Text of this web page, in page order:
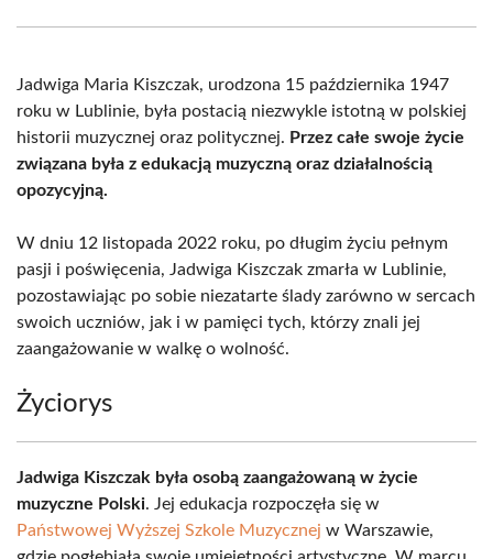
(Twitter)
Jadwiga Maria Kiszczak, urodzona 15 października 1947
roku w Lublinie, była postacią niezwykle istotną w polskiej
historii muzycznej oraz politycznej. Przez całe swoje życie
związana była z edukacją muzyczną oraz działalnością
opozycyjną.
W dniu 12 listopada 2022 roku, po długim życiu pełnym
pasji i poświęcenia, Jadwiga Kiszczak zmarła w Lublinie,
pozostawiając po sobie niezatarte ślady zarówno w sercach
swoich uczniów, jak i w pamięci tych, którzy znali jej
zaangażowanie w walkę o wolność.
Życiorys
Jadwiga Kiszczak była osobą zaangażowaną w życie
muzyczne Polski. Jej edukacja rozpoczęła się w
Państwowej Wyższej Szkole Muzycznej w Warszawie,